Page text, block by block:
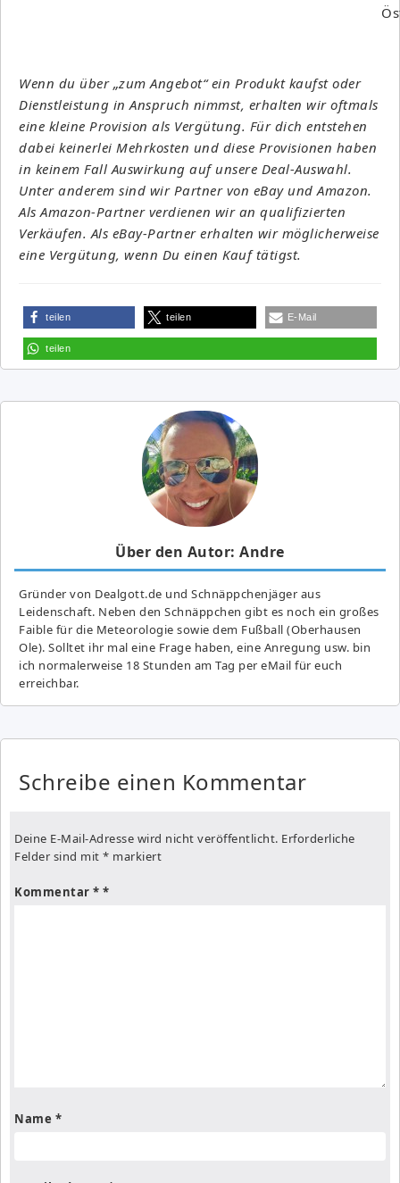
Wenn du über „zum Angebot“ ein Produkt kaufst oder
Dienstleistung in Anspruch nimmst, erhalten wir oftmals
eine kleine Provision als Vergütung. Für dich entstehen
dabei keinerlei Mehrkosten und diese Provisionen haben
in keinem Fall Auswirkung auf unsere Deal-Auswahl.
Unter anderem sind wir Partner von eBay und Amazon.
Als Amazon-Partner verdienen wir an qualifizierten
Verkäufen. Als eBay-Partner erhalten wir möglicherweise
eine Vergütung, wenn Du einen Kauf tätigst.
teilen teilen E-Mail
teilen
Über den Autor: Andre
Gründer von Dealgott.de und Schnäppchenjäger aus
Leidenschaft. Neben den Schnäppchen gibt es noch ein großes
Fai­ble für die Meteorologie sowie dem Fußball (Oberhausen
Ole). Solltet ihr mal eine Frage haben, eine Anregung usw. bin
ich normalerweise 18 Stunden am Tag per eMail für euch
erreichbar.
Schreibe einen Kommentar
Deine E-Mail-Adresse wird nicht veröffentlicht. Erforderliche
Felder sind mit * markiert
Kommentar *
Name *